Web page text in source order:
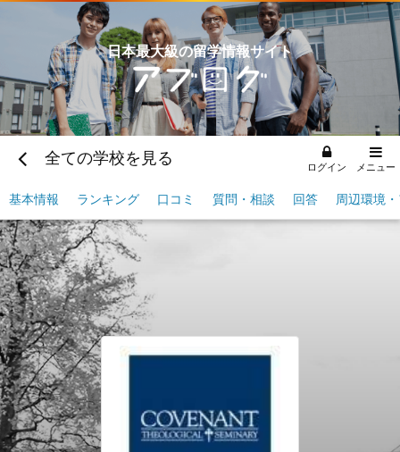
日本最大級の留学情報サイト
全ての学校を見る ログイン メニュー
基本情報 ランキング 口コミ 質問・相談 回答 周辺環境